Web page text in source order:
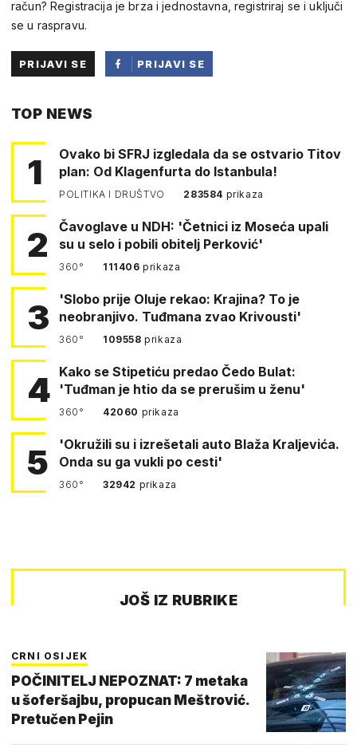
račun? Registracija je brza i jednostavna, registriraj se i uključi
se u raspravu.
PRIJAVI SE
PRIJAVI SE
TOP NEWS
1
Ovako bi SFRJ izgledala da se ostvario Titov
plan: Od Klagenfurta do Istanbula!
POLITIKA I DRUŠTVO 283584 prikaza
2
Čavoglave u NDH: 'Četnici iz Moseća upali
su u selo i pobili obitelj Perković'
360° 111406prikaza
3
'Slobo prije Oluje rekao: Krajina? To je
neobranjivo. Tuđmana zvao Krivousti'
360° 109558prikaza
4 Kako se Stipetiću predao Čedo Bulat:
'Tuđman je htio da se prerušim u ženu'
360° 42060 prikaza
5
'Okružili su i izrešetali auto Blaža Kraljevića.
Onda su ga vukli po cesti'
360° 32942 prikaza
JOŠ IZ RUBRIKE
CRNI OSIJEK
POČINITELJ NEPOZNAT: 7 metaka
u šoferšajbu, propucan Meštrović.
Pretučen Pejin